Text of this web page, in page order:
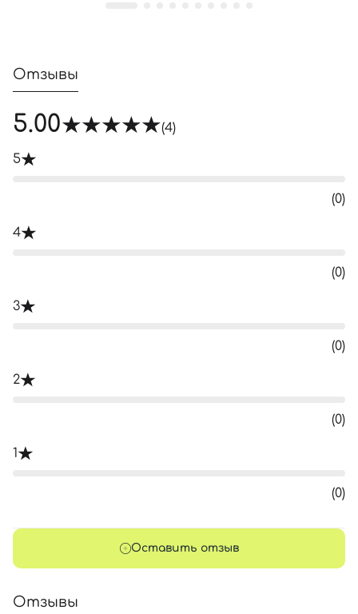
Отзывы
5.00 (4)
5
(0)
4
(0)
3
(0)
2
(0)
1
(0)
Оставить отзыв
Отзывы